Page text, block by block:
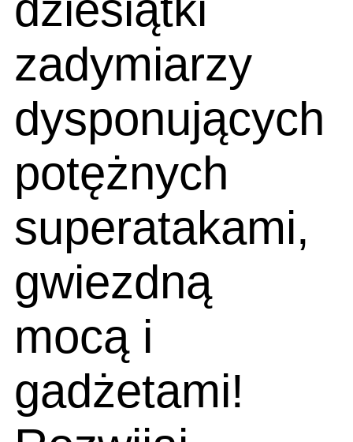
zadymiarzy
dysponujących
potężnych
superatakami,
gwiezdną
mocą i
gadżetami!